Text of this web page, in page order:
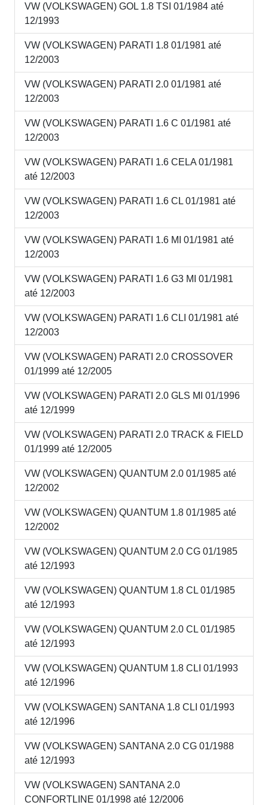
VW (VOLKSWAGEN) GOL 1.8 TSI 01/1984 até
12/1993
VW (VOLKSWAGEN) PARATI 1.8 01/1981 até
12/2003
VW (VOLKSWAGEN) PARATI 2.0 01/1981 até
12/2003
VW (VOLKSWAGEN) PARATI 1.6 C 01/1981 até
12/2003
VW (VOLKSWAGEN) PARATI 1.6 CELA 01/1981
até 12/2003
VW (VOLKSWAGEN) PARATI 1.6 CL 01/1981 até
12/2003
VW (VOLKSWAGEN) PARATI 1.6 MI 01/1981 até
12/2003
VW (VOLKSWAGEN) PARATI 1.6 G3 MI 01/1981
até 12/2003
VW (VOLKSWAGEN) PARATI 1.6 CLI 01/1981 até
12/2003
VW (VOLKSWAGEN) PARATI 2.0 CROSSOVER
01/1999 até 12/2005
VW (VOLKSWAGEN) PARATI 2.0 GLS MI 01/1996
até 12/1999
VW (VOLKSWAGEN) PARATI 2.0 TRACK & FIELD
01/1999 até 12/2005
VW (VOLKSWAGEN) QUANTUM 2.0 01/1985 até
12/2002
VW (VOLKSWAGEN) QUANTUM 1.8 01/1985 até
12/2002
VW (VOLKSWAGEN) QUANTUM 2.0 CG 01/1985
até 12/1993
VW (VOLKSWAGEN) QUANTUM 1.8 CL 01/1985
até 12/1993
VW (VOLKSWAGEN) QUANTUM 2.0 CL 01/1985
até 12/1993
VW (VOLKSWAGEN) QUANTUM 1.8 CLI 01/1993
até 12/1996
VW (VOLKSWAGEN) SANTANA 1.8 CLI 01/1993
até 12/1996
VW (VOLKSWAGEN) SANTANA 2.0 CG 01/1988
até 12/1993
VW (VOLKSWAGEN) SANTANA 2.0
CONFORTLINE 01/1998 até 12/2006